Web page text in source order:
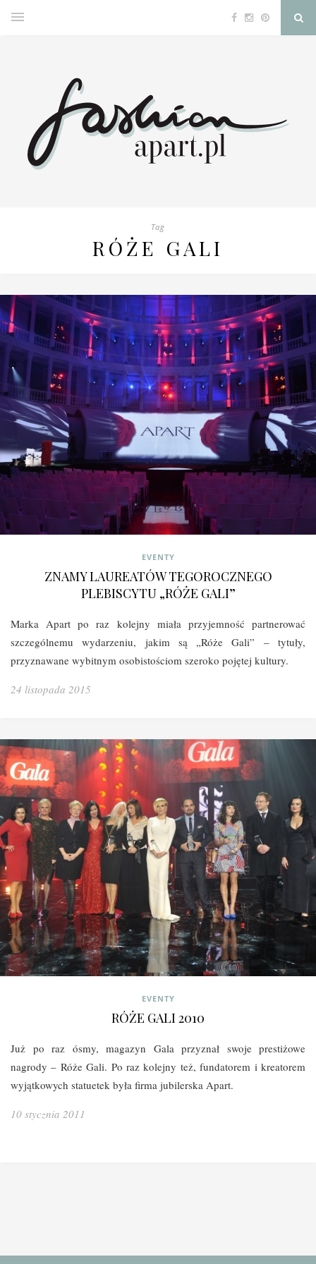
Tag
RÓŻE GALI
EVENTY
ZNAMY LAUREATÓW TEGOROCZNEGO
PLEBISCYTU „RÓŻE GALI”
Marka Apart po raz kolejny miała przyjemność partnerować
szczególnemu wydarzeniu, jakim są „Róże Gali” – tytuły,
przyznawane wybitnym osobistościom szeroko pojętej kultury.
24 listopada 2015
EVENTY
RÓŻE GALI 2010
Już po raz ósmy, magazyn Gala przyznał swoje prestiżowe
nagrody – Róże Gali. Po raz kolejny też, fundatorem i kreatorem
wyjątkowych statuetek była firma jubilerska Apart.
10 stycznia 2011